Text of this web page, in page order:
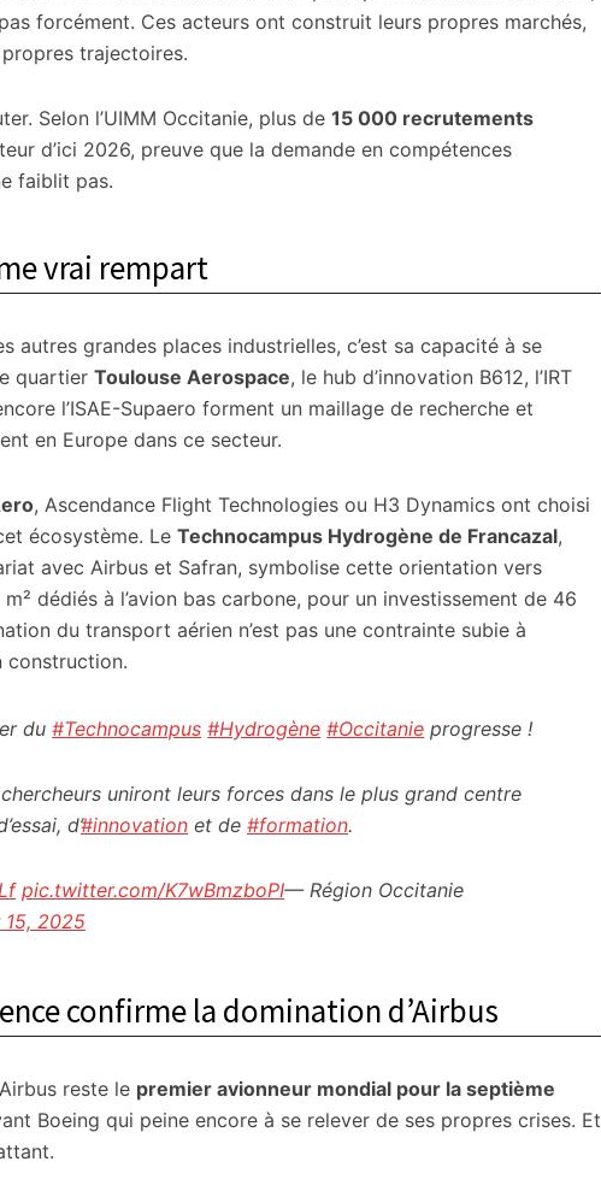
forcément. Ces acteurs ont construit leurs propres marchés,
trajectoires.
Selon l’UIMM Occitanie, plus de 15 000 recrutements
d’ici 2026, preuve que la demande en compétences
faiblit pas.
vrai rempart
autres grandes places industrielles, c’est sa capacité à se
quartier Toulouse Aerospace, le hub d’innovation B612, l’IRT
l’ISAE-Supaero forment un maillage de recherche et
en Europe dans ce secteur.
, Ascendance Flight Technologies ou H3 Dynamics ont choisi
écosystème. Le Technocampus Hydrogène de Francazal,
avec Airbus et Safran, symbolise cette orientation vers
dédiés à l’avion bas carbone, pour un investissement de 46
du transport aérien n’est pas une contrainte subie à
construction.
du#Technocampus #Hydrogène #Occitanie progresse !
uniront leurs forces dans le plus grand centre
d’#innovation et de #formation.
pic.twitter.com/K7wBmzboPI— Région Occitanie
15, 2025
confirme la domination d’Airbus
reste le premier avionneur mondial pour la septième
Boeing qui peine encore à se relever de ses propres crises. Et